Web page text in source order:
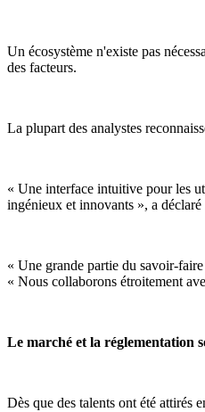
Un écosystème n'existe pas
des facteurs.
La plupart des analystes
« Une interface intuitive pour les
ingénieux et innovants », a
« Une grande partie du savoir-
« Nous collaborons étroitement
Le marché et la réglementation
Dès que des talents ont été attirés